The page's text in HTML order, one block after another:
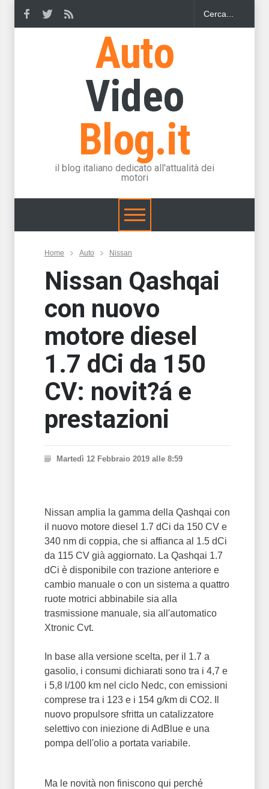
Auto
Video
Blog.it
il blog italiano dedicato all'attualità dei
motori
Home Auto Nissan
Nissan Qashqai
con nuovo
motore diesel
1.7 dCi da 150
CV: novit?á e
prestazioni
Martedì 12 Febbraio 2019 alle 8:59
Nissan amplia la gamma della Qashqai con
il nuovo motore diesel 1.7 dCi da 150 CV e
340 nm di coppia, che si affianca al 1.5 dCi
da 115 CV già aggiornato. La Qashqai 1.7
dCi è disponibile con trazione anteriore e
cambio manuale o con un sistema a quattro
ruote motrici abbinabile sia alla
trasmissione manuale, sia all'automatico
Xtronic Cvt.
In base alla versione scelta, per il 1.7 a
gasolio, i consumi dichiarati sono tra i 4,7 e
i 5,8 l/100 km nel ciclo Nedc, con emissioni
comprese tra i 123 e i 154 g/km di CO2. Il
nuovo propulsore sfritta un catalizzatore
selettivo con iniezione di AdBlue e una
pompa dell'olio a portata variabile.
Ma le novità non finiscono qui perché